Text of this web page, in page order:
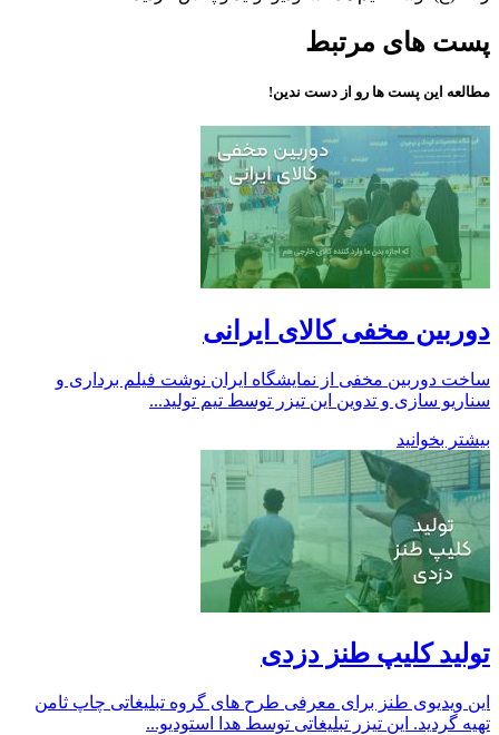
پست های مرتبط
مطالعه این پست ها رو از دست ندین!
دوربین مخفی کالای ایرانی
ساخت دوربین مخفی از نمایشگاه ایران نوشت فیلم برداری و
سناریو سازی و تدوین این تیزر توسط تیم تولید...
بیشتر بخوانید
تولید کلیپ طنز دزدی
این ویدیوی طنز برای معرفی طرح های گروه تبلیغاتی چاپ ثامن
تهیه گردید. این تیزر تبلیغاتی توسط هدا استودیو...